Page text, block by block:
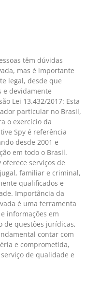
têm dúvidas
mas é importante
legal, desde que
e devidamente
Lei 13.432/2017: Esta
particular no Brasil,
o exercício da
Spy é referência
desde 2001 e
em todo o Brasil.
oferece serviços de
familiar e criminal,
qualificados e
Importância da
é uma ferramenta
informações em
de questões jurídicas,
contar com
e comprometida,
de qualidade e